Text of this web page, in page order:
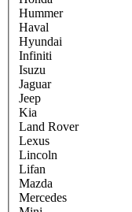
Hummer
Haval
Hyundai
Infiniti
Isuzu
Jaguar
Jeep
Kia
Land Rover
Lexus
Lincoln
Lifan
Mazda
Mercedes